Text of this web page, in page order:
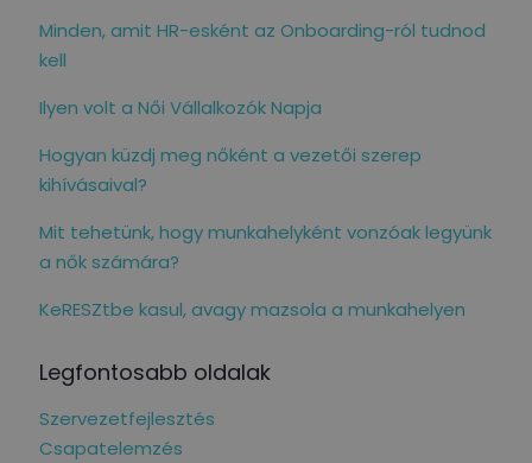
Minden, amit HR-esként az Onboarding-ról tudnod
kell
Ilyen volt a Női Vállalkozók Napja
Hogyan küzdj meg nőként a vezetői szerep
kihívásaival?
Mit tehetünk, hogy munkahelyként vonzóak legyünk
a nők számára?
KeRESZtbe kasul, avagy mazsola a munkahelyen
Legfontosabb oldalak
Szervezetfejlesztés
Csapatelemzés